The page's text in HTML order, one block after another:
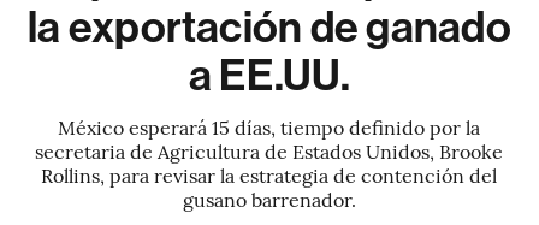
la exportación de ganado
a EE.UU.
México esperará 15 días, tiempo definido por la
secretaria de Agricultura de Estados Unidos, Brooke
Rollins, para revisar la estrategia de contención del
gusano barrenador.